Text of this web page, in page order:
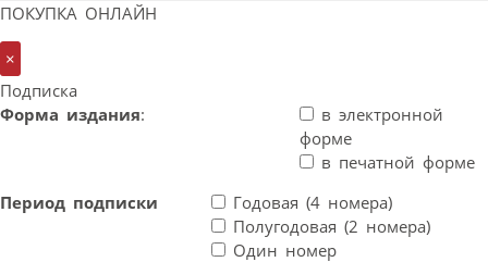
ПОКУПКА ОНЛАЙН
×
Подписка
Форма издания:
в электронной
форме
в печатной форме
Период подписки
Годовая (4 номера)
Полугодовая (2 номера)
Один номер